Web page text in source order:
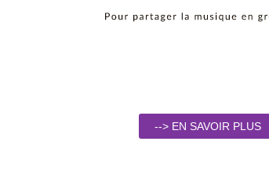
--> EN SAVOIR PLUS